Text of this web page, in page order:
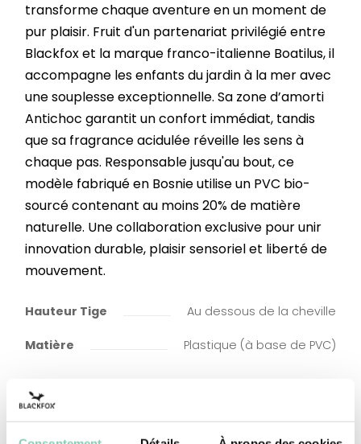
transforme chaque aventure en un moment de
pur plaisir. Fruit d'un partenariat privilégié entre
Blackfox et la marque franco-italienne Boatilus, il
accompagne les enfants du jardin à la mer avec
une souplesse exceptionnelle. Sa zone d’amorti
Antichoc garantit un confort immédiat, tandis
que sa fragrance acidulée réveille les sens à
chaque pas. Responsable jusqu'au bout, ce
modèle fabriqué en Bosnie utilise un PVC bio-
sourcé contenant au moins 20% de matière
naturelle. Une collaboration exclusive pour unir
innovation durable, plaisir sensoriel et liberté de
mouvement.
Hauteur Tige Au dessous de la cheville
Matière Plastique (à base de PVC)